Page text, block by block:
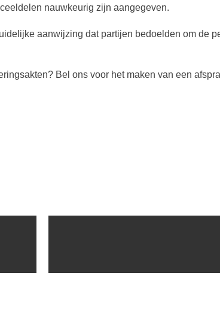
nauwkeurig zijn aangegeven.
aanwijzing dat partijen bedoelden om de
Bel ons voor het maken van een